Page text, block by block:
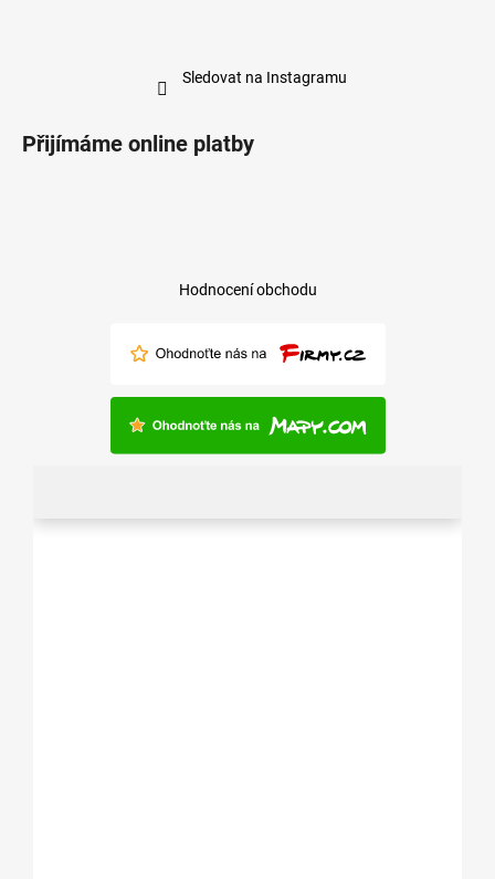
Sledovat na Instagramu
Přijímáme online platby
Hodnocení obchodu